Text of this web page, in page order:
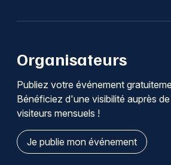
Organisateurs
Publiez votre événement
Bénéficiez d'une visibilité auprès
visiteurs mensuels !
Je publie mon événement